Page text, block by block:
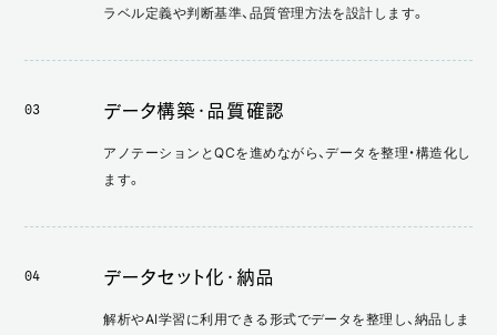
ラベル定義や判断基準、品質管理方法を設計します。
03 データ構築・品質確認
アノテーションとQCを進めながら、データを整理・構造化し
ます。
04 データセット化・納品
解析やAI学習に利用できる形式でデータを整理し、納品しま